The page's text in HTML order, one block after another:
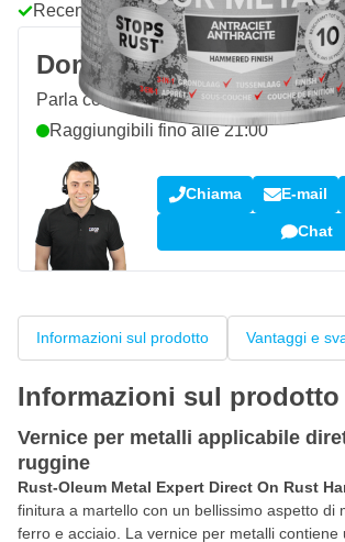
Recensioni dei clienti:4,58/5(7.072
Domanda su questo
Parla con uno dei nostri specialisti
Raggiungibili fino alle 21:00
Chiama E-mail
Chat
Informazioni sul prodotto Vantaggi e
Informazioni sul prodotto
Vernice per metalli applicabile
ruggine
Rust-Oleum Metal Expert Direct On Rust
finitura a martello con un bellissimo aspetto di
ferro e acciaio. La vernice per metalli contiene